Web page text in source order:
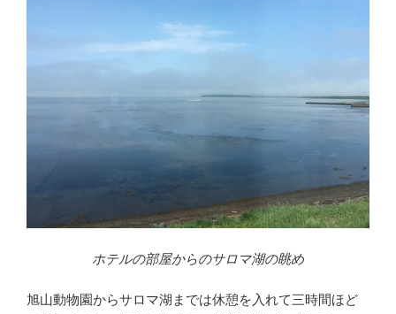
ホテルの部屋からのサロマ湖の眺め
旭山動物園からサロマ湖までは休憩を入れて三時間ほど